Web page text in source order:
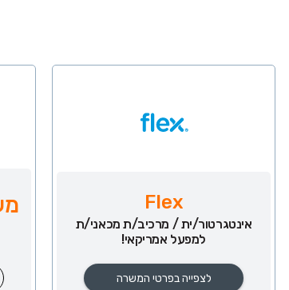
Flex
אינטגרטור/ית / מרכיב/ת מכאני/ת
למפעל אמריקאי!
לצפייה בפרטי המשרה